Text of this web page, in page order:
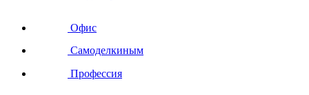
Офис
Самоделкиным
Профессия